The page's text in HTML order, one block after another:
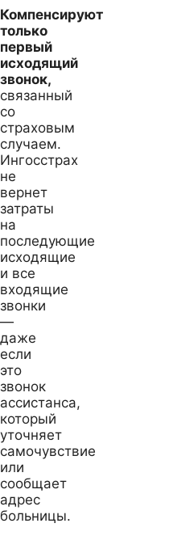
Компенсируют
только
первый
исходящий
звонок,
связанный
со
страховым
случаем.
Ингосстрах
не
вернет
затраты
на
последующие
исходящие
и все
входящие
звонки
—
даже
если
это
звонок
ассистанса,
который
уточняет
самочувствие
или
сообщает
адрес
больницы.